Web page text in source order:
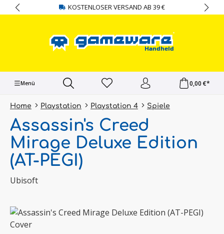
springen KOSTENLOSER VERSAND AB 39 €
Menü 0,00 €*
Home Playstation Playstation 4 Spiele
Assassin's Creed
Mirage Deluxe Edition
(AT-PEGI)
Ubisoft
Bildergalerie überspringen